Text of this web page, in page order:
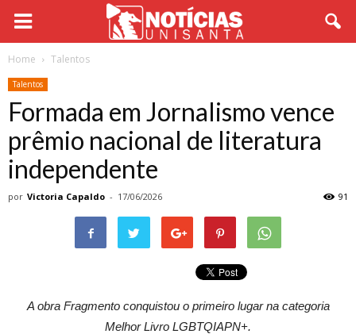
Home Talentos
Talentos
Formada em Jornalismo vence
prêmio nacional de literatura
independente
por Victoria Capaldo - 17/06/2026 91
A obra Fragmento conquistou o primeiro lugar na categoria
Melhor Livro LGBTQIAPN+.